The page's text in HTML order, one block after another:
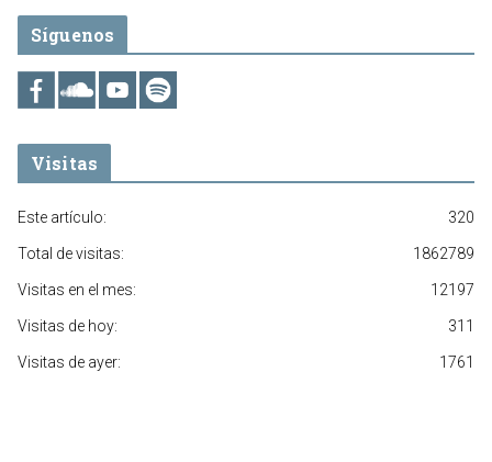
Síguenos
Visitas
320
Este artículo:
1862789
Total de visitas:
12197
Visitas en el mes:
311
Visitas de hoy:
1761
Visitas de ayer: